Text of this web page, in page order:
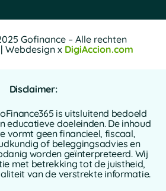
Gofinance – Alle rechten
Webdesign x DigiAccion.com
Disclaimer:
is uitsluitend bedoeld
educatieve doeleinden. De inhoud
vormt geen financieel, fiscaal,
of beleggingsadvies en
worden geïnterpreteerd. Wij
met betrekking tot de juistheid,
van de verstrekte informatie.